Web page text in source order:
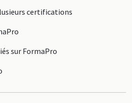
certifications
sur FormaPro